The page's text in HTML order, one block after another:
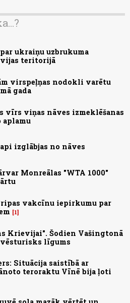
ukraiņu uzbrukuma
teritorijā
virspeļņas nodokli varētu
gada
vīrs viņas nāves izmeklēšanas
aplamu
izglābjas no nāves
Monreālas "WTA 1000"
vakcīnu iepirkumu par
1
Krievijai". Šodien Vašingtonā
līgums
Situācija saistībā ar
teroraktu Vīnē bija ļoti